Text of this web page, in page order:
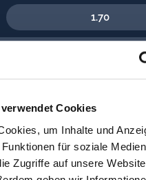
Cookies
um Inhalte und
für soziale
Zugriffe auf unsere
1.70
585
H - Weiss